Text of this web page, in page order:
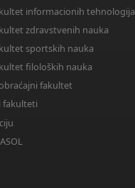
informacionih tehnologija
zdravstvenih nauka
sportskih nauka
filoloških nauka
fakultet
fakulteti